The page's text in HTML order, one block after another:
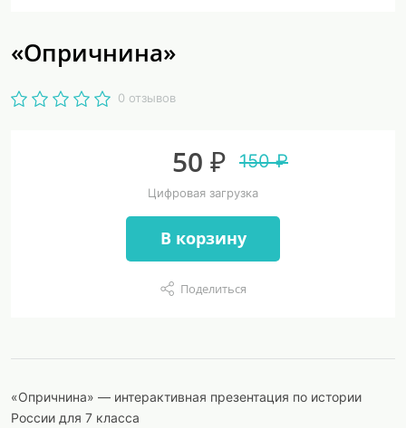
«Опричнина»
0 отзывов
50 ₽ 150 ₽
Цифровая загрузка
В корзину
Поделиться
«Опричнина» — интерактивная презентация по истории
России для 7 класса